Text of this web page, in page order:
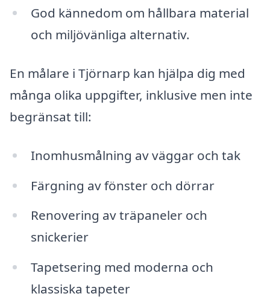
God kännedom om hållbara material
och miljövänliga alternativ.
En målare i Tjörnarp kan hjälpa dig med
många olika uppgifter, inklusive men inte
begränsat till:
Inomhusmålning av väggar och tak
Färgning av fönster och dörrar
Renovering av träpaneler och
snickerier
Tapetsering med moderna och
klassiska tapeter